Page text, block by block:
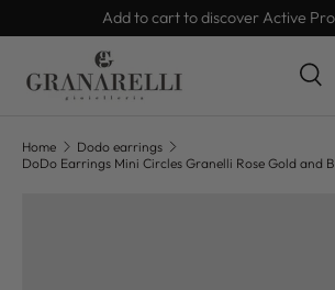
SKIP TO CONTENT
Add to cart to discover Active
Home
Dodo earrings
DoDo Earrings Mini Circles Granelli Rose Gold and